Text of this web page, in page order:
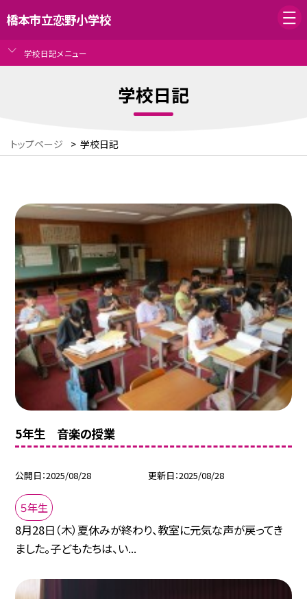
橋本市立恋野小学校
学校日記メニュー
学校日記
トップページ > 学校日記
5年生 音楽の授業
公開日 2025/08/28 更新日 2025/08/28
５年生
8月28日（木）夏休みが終わり、教室に元気な声が戻ってき
ました。子どもたちは、い...